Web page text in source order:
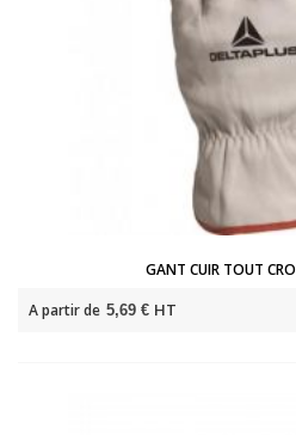
GANT CUIR TOUT
A partir de 5,69 € HT